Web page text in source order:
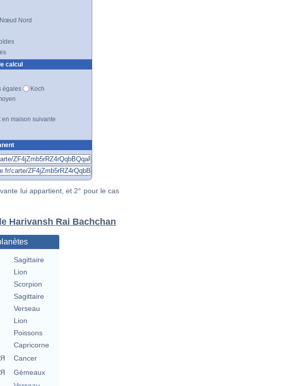
Nord
calcul
égales
Koch
en maison suivante
lui appartient, et 2° pour le cas
Harivansh Rai Bachchan
Sagittaire
Lion
Scorpion
Sagittaire
Verseau
Lion
Poissons
Capricorne
Я
Cancer
Я
Gémeaux